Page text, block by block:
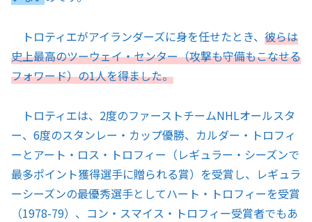
トロティエがアイランダーズに身を任せたとき、 彼らは
史上最高のツーウェイ・センター（攻撃も守備もこなせる
フォワード）の1人を得ました。
トロティエは、2度のファーストチームNHLオールスタ
ー、6度のスタンレー・カップ優勝、カルダー・トロフィ
ーとアート・ロス・トロフィー（レギュラー・シーズンで
最多ポイント獲得選手に贈られる賞）を受賞し、レギュラ
ーシーズンの最優秀選手としてハート・トロフィーを受賞
（1978-79）、コン・スマイス・トロフィー受賞者でもあ